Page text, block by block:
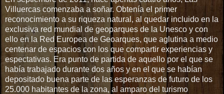
Villuercas comenzaba a soñar. Obtenía el primer
reconocimiento a su riqueza natural, al quedar incluido en la
exclusiva red mundial de geoparques de la Unesco y con
ello en la Red Europea de Geoarques, que aglutina a medio
centenar de espacios con los que compartir experiencias y
espectativas. Era punto de partida de aquello por el que se
había trabajado durante dos años y en el que se habían
depositado buena parte de las esperanzas de futuro de los
25.000 habitantes de la zona, al amparo del turismo